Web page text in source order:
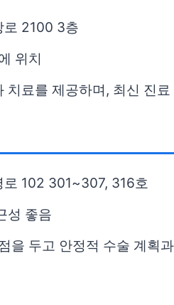
로 2100 3층
위치
치료를 제공하며, 최신 진
로 102 301~307, 316호
성 좋음
을 두고 안정적 수술 계획